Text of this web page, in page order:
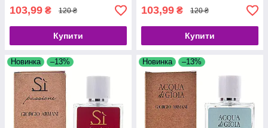
103,99 ₴ 120 ₴
Купити
103,99 ₴ 120 ₴
Купити
Новинка –13% Новинка –13%